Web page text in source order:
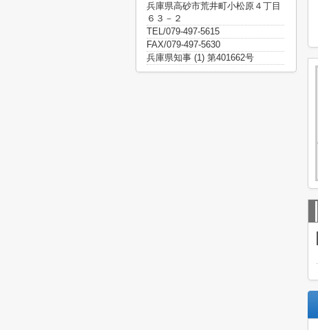
兵庫県高砂市荒井町小松原４丁目
６３－２
TEL/079-497-5615
FAX/079-497-5630
兵庫県知事 (1) 第401662号